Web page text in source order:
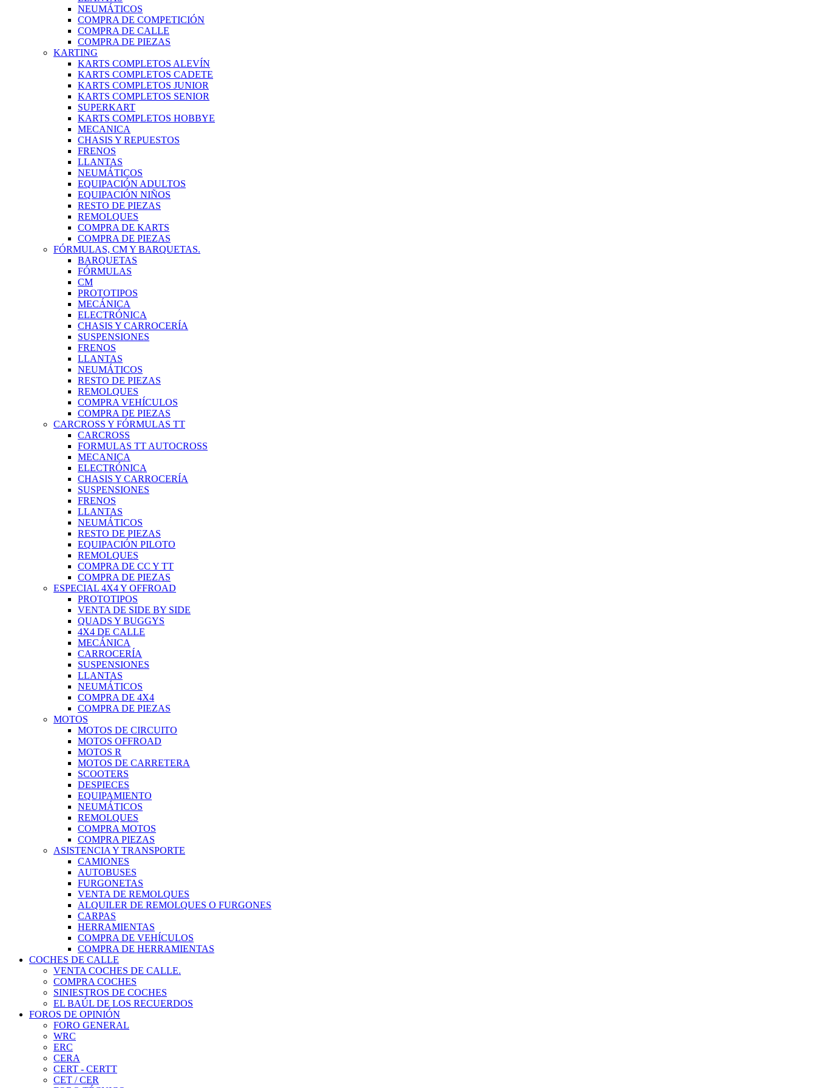
NEUMÁTICOS
COMPRA DE COMPETICIÓN
COMPRA DE CALLE
COMPRA DE PIEZAS
KARTING
KARTS COMPLETOS ALEVÍN
KARTS COMPLETOS CADETE
KARTS COMPLETOS JUNIOR
KARTS COMPLETOS SENIOR
SUPERKART
KARTS COMPLETOS HOBBYE
MECANICA
CHASIS Y REPUESTOS
FRENOS
LLANTAS
NEUMÁTICOS
EQUIPACIÓN ADULTOS
EQUIPACIÓN NIÑOS
RESTO DE PIEZAS
REMOLQUES
COMPRA DE KARTS
COMPRA DE PIEZAS
FÓRMULAS, CM Y BARQUETAS.
BARQUETAS
FÓRMULAS
CM
PROTOTIPOS
MECÁNICA
ELECTRÓNICA
CHASIS Y CARROCERÍA
SUSPENSIONES
FRENOS
LLANTAS
NEUMÁTICOS
RESTO DE PIEZAS
REMOLQUES
COMPRA VEHÍCULOS
COMPRA DE PIEZAS
CARCROSS Y FÓRMULAS TT
CARCROSS
FORMULAS TT AUTOCROSS
MECANICA
ELECTRÓNICA
CHASIS Y CARROCERÍA
SUSPENSIONES
FRENOS
LLANTAS
NEUMÁTICOS
RESTO DE PIEZAS
EQUIPACIÓN PILOTO
REMOLQUES
COMPRA DE CC Y TT
COMPRA DE PIEZAS
ESPECIAL 4X4 Y OFFROAD
PROTOTIPOS
VENTA DE SIDE BY SIDE
QUADS Y BUGGYS
4X4 DE CALLE
MECÁNICA
CARROCERÍA
SUSPENSIONES
LLANTAS
NEUMÁTICOS
COMPRA DE 4X4
COMPRA DE PIEZAS
MOTOS
MOTOS DE CIRCUITO
MOTOS OFFROAD
MOTOS R
MOTOS DE CARRETERA
SCOOTERS
DESPIECES
EQUIPAMIENTO
NEUMÁTICOS
REMOLQUES
COMPRA MOTOS
COMPRA PIEZAS
ASISTENCIA Y TRANSPORTE
CAMIONES
AUTOBUSES
FURGONETAS
VENTA DE REMOLQUES
ALQUILER DE REMOLQUES O FURGONES
CARPAS
HERRAMIENTAS
COMPRA DE VEHÍCULOS
COMPRA DE HERRAMIENTAS
COCHES DE CALLE
VENTA COCHES DE CALLE.
COMPRA COCHES
SINIESTROS DE COCHES
EL BAÚL DE LOS RECUERDOS
FOROS DE OPINIÓN
FORO GENERAL
WRC
ERC
CERA
CERT - CERTT
CET / CER